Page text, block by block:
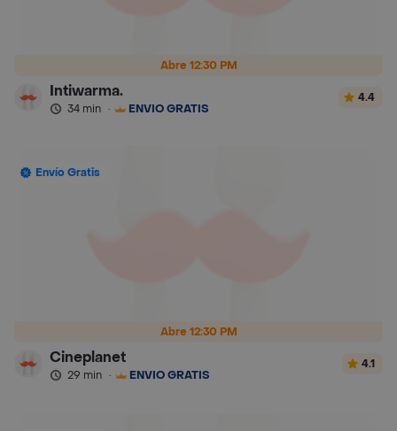
Abre 12:30 PM
Intiwarma.
34 min · ENVÍO GRATIS
4.4
Abre 12:30 PM
Envío Gratis
Cineplanet
29 min · ENVÍO GRATIS
4.1